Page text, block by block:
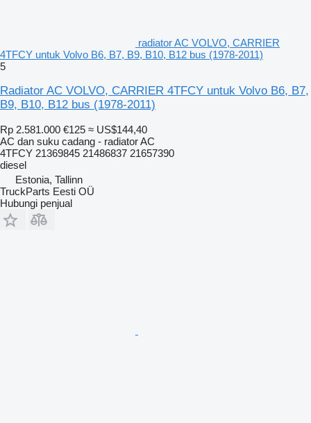
radiator AC VOLVO, CARRIER
4TFCY untuk Volvo B6, B7, B9, B10, B12 bus (1978-2011)
5
Radiator AC VOLVO, CARRIER 4TFCY untuk Volvo B6, B7,
B9, B10, B12 bus (1978-2011)
Rp 2.581.000 €125 ≈ US$144,40
AC dan suku cadang - radiator AC
4TFCY 21369845 21486837 21657390
diesel
Estonia, Tallinn
TruckParts Eesti OÜ
Hubungi penjual